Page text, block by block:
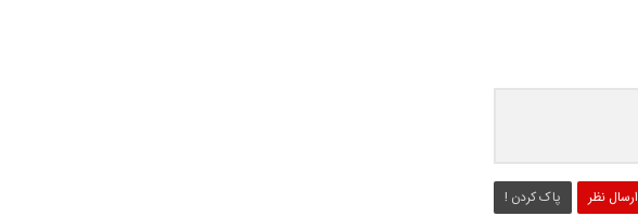
ارسال نظر پاک کردن !